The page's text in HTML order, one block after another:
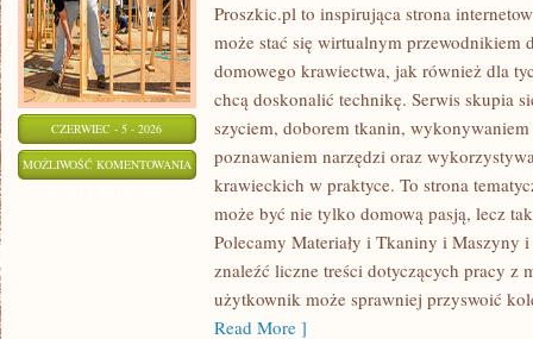
CZERWIEC - 5 - 2026
MOŻLIWOŚĆ KOMENTOWANIA
SZYCIE
ZERO
WASTE
Proszkic.pl to inspirująca strona
może stać się wirtualnym przewodnikiem
domowego krawiectwa, jak również dla
chcą doskonalić technikę. Serwis skupia
szyciem, doborem tkanin,
poznawaniem narzędzi oraz
krawieckich w praktyce. To strona
może być nie tylko domową pasją, lecz
Polecamy Materiały i Tkaniny i Maszyny
znaleźć liczne treści dotyczących pracy z
użytkownik może sprawniej przyswoić
Read More ]